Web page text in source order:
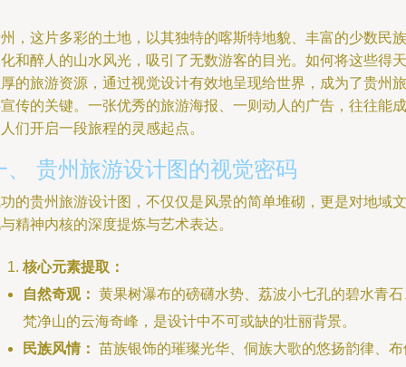
，这片多彩的土地，以其独特的喀斯特地貌、丰富的少数民族
和醉人的山水风光，吸引了无数游客的目光。如何将这些得天
的旅游资源，通过视觉设计有效地呈现给世界，成为了贵州旅
传的关键。一张优秀的旅游海报、一则动人的广告，往往能成
们开启一段旅程的灵感起点。
、 贵州旅游设计图的视觉密码
的贵州旅游设计图，不仅仅是风景的简单堆砌，更是对地域文
精神内核的深度提炼与艺术表达。
核心元素提取：
自然奇观： 黄果树瀑布的磅礴水势、荔波小七孔的碧水青石
梵净山的云海奇峰，是设计中不可或缺的壮丽背景。
民族风情： 苗族银饰的璀璨光华、侗族大歌的悠扬韵律、布